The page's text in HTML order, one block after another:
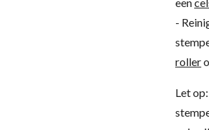
-
roller
Let